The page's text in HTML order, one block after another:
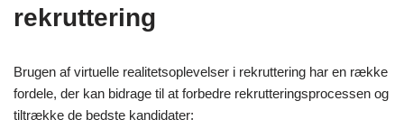
rekruttering
Brugen af virtuelle realitetsoplevelser i rekruttering har en række
fordele, der kan bidrage til at forbedre rekrutteringsprocessen og
tiltrække de bedste kandidater: